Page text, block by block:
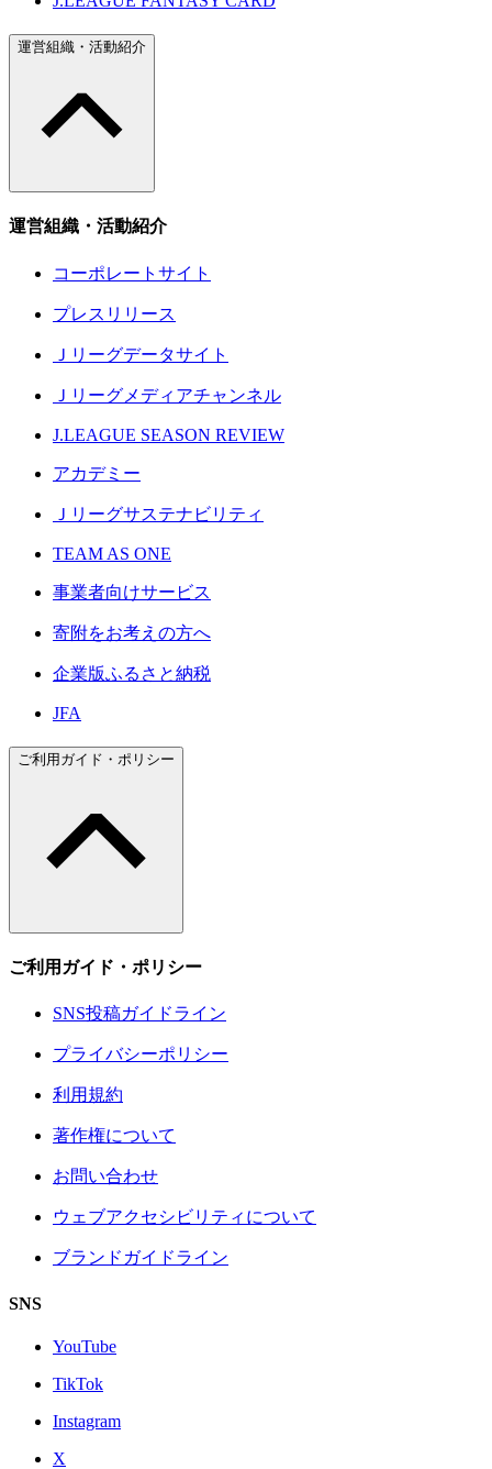
運営組織・活動紹介
運営組織・活動紹介
コーポレートサイト
プレスリリース
Ｊリーグデータサイト
Ｊリーグメディアチャンネル
J.LEAGUE SEASON REVIEW
アカデミー
Ｊリーグサステナビリティ
TEAM AS ONE
事業者向けサービス
寄附をお考えの方へ
企業版ふるさと納税
JFA
ご利用ガイド・ポリシー
ご利用ガイド・ポリシー
SNS投稿ガイドライン
プライバシーポリシー
利用規約
著作権について
お問い合わせ
ウェブアクセシビリティについて
ブランドガイドライン
SNS
YouTube
TikTok
Instagram
X